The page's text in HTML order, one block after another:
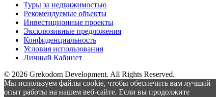
Туры за недвижимостью
Рекомендуемые объекты
Инвестиционные проекты
Эксклюзивные предложения
Конфиденциальность
Условия использования
Личный Кабинет
© 2026 Grekodom Development. All Rights Reserved.
Мы используем файлы cookie, чтобы обеспечить вам лучший
опыт работы на нашем веб-сайте. Если вы продолжите